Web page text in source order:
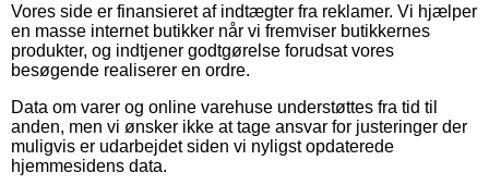
Vores side er finansieret af indtægter fra reklamer. Vi hjælper
en masse internet butikker når vi fremviser butikkernes
produkter, og indtjener godtgørelse forudsat vores
besøgende realiserer en ordre.
Data om varer og online varehuse understøttes fra tid til
anden, men vi ønsker ikke at tage ansvar for justeringer der
muligvis er udarbejdet siden vi nyligst opdaterede
hjemmesidens data.